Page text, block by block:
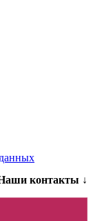
контакты ↓